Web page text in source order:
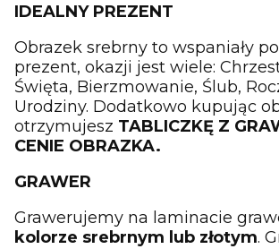
IDEALNY PREZENT
Obrazek srebrny to wspaniały
prezent, okazji jest wiele:
Święta, Bierzmowanie, Ślub,
Urodziny. Dodatkowo kupując
otrzymujesz TABLICZKĘ Z
CENIE OBRAZKA.
GRAWER
Grawerujemy na laminacie
kolorze srebrnym lub złotym.